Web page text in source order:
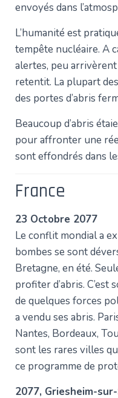
envoyés dans
L’humanité est
tempête nucléaire. A
alertes, peu arrivèrent
retentit. La plupart
des portes d’abris
Beaucoup d’abris
pour affronter une
sont effondrés dans
France
23 Octobre 2077
Le conflit mondial a
bombes se sont
Bretagne, en été.
profiter d’abris. C’est
de quelques forces
a vendu ses abris.
Nantes, Bordeaux,
sont les rares villes
ce programme de
2077, Griesheim-